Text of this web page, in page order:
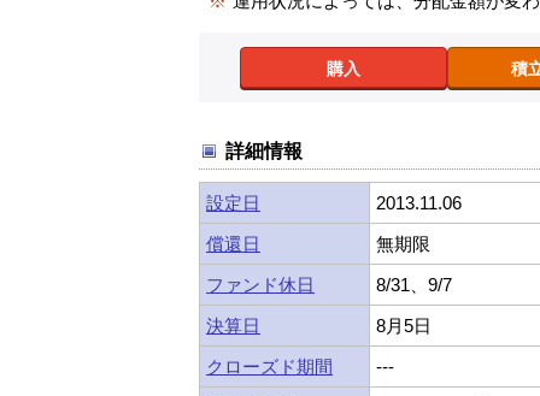
購入 積
詳細情報
設定日
2013.11.06
償還日
無期限
ファンド休日
8/31、9/7
決算日
8月5日
クローズド期間
---